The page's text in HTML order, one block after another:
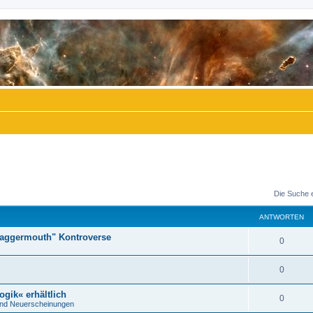
Die Suche
ANTWORTEN
Kontroverse 0A
n
w
0A
n
erhältlich
Neuerscheinungen
0A